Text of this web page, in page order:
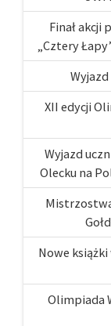
Finał akcji
„Cztery
XII edycji
Wyjazd
Olecku na
Nowe
Olimpiada